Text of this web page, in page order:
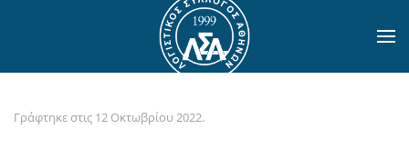
Skip to main content
Γράφτηκε στις 12 Οκτωβρίου 2022.